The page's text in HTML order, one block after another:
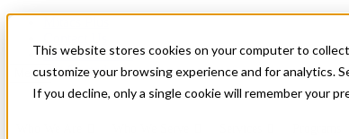
This website stores cookies on your computer to
customize your browsing experience and for analytics.
If you decline, only a single cookie will remember your
News & Events
Get Started
Menu